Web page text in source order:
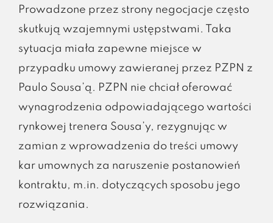
Prowadzone przez strony negocjacje często
skutkują wzajemnymi ustępstwami. Taka
sytuacja miała zapewne miejsce w
przypadku umowy zawieranej przez PZPN z
Paulo Sousa’ą. PZPN nie chciał oferować
wynagrodzenia odpowiadającego wartości
rynkowej trenera Sousa’y, rezygnując w
zamian z wprowadzenia do treści umowy
kar umownych za naruszenie postanowień
kontraktu, m.in. dotyczących sposobu jego
rozwiązania.